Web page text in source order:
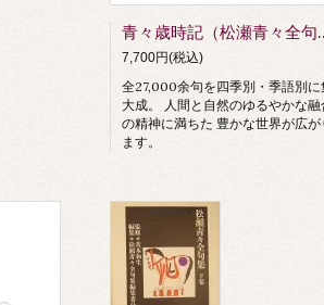
青々歳時
7,700円(税込)
全27,000余句を四季別・季語別に
大成。 人間と自然のゆるやかな融
の精神に満ちた 豊かな世界が広が
ます。